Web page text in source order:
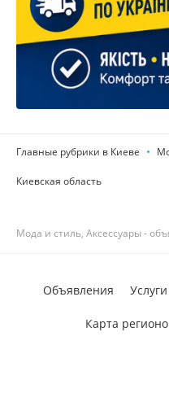
Главные рубрики в Киеве
Киевская область
Мода и стиль, Аксессуары -
Объявления Услуги
Карта